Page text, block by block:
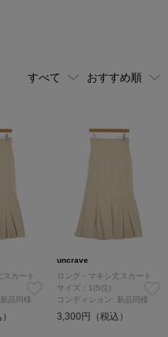
スカート
品同様
uncrave
ロング・マキシ丈スカート
サイズ：1(S位)
コンディション: 新品同様
3,300円（税込）